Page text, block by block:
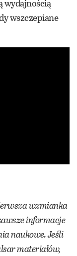
wydajnością
wszczepiane
wzmianka
informacje
naukowe. Jeśli
materiałów,